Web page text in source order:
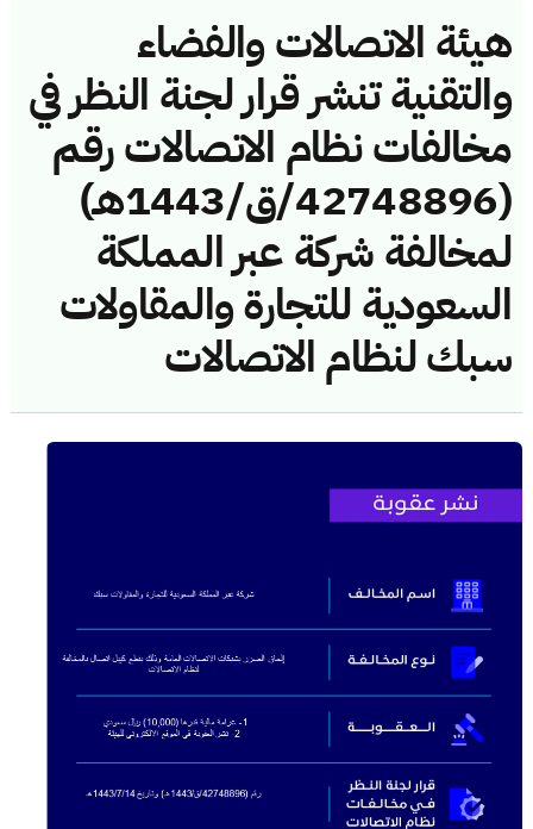
هيئة الاتصالات والفضاء
والتقنية تنشر قرار لجنة النظر في
مخالفات نظام الاتصالات رقم
(42748896/ق/1443هـ)
لمخالفة شركة عبر المملكة
السعودية للتجارة والمقاولات
سبك لنظام الاتصالات